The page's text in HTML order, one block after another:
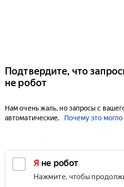
Подтвердите, что
не робот
Нам очень жаль, но запросы с
автоматические.
Почему это могло
Я не робот
Нажмите, чтобы